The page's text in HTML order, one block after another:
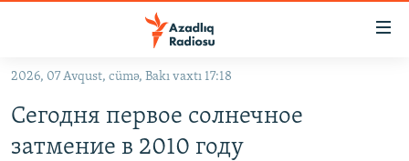
Əsas
qayıt
Əsas
#İZAHLA
2026, 07 Avqust, cümə, Bakı vaxtı 17:18
Сегодня первое солнечное
затмение в 2010 году